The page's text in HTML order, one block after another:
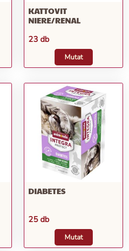
KATTOVIT
NIERE/RENAL
23 db
Mutat
DIABETES
25 db
Mutat